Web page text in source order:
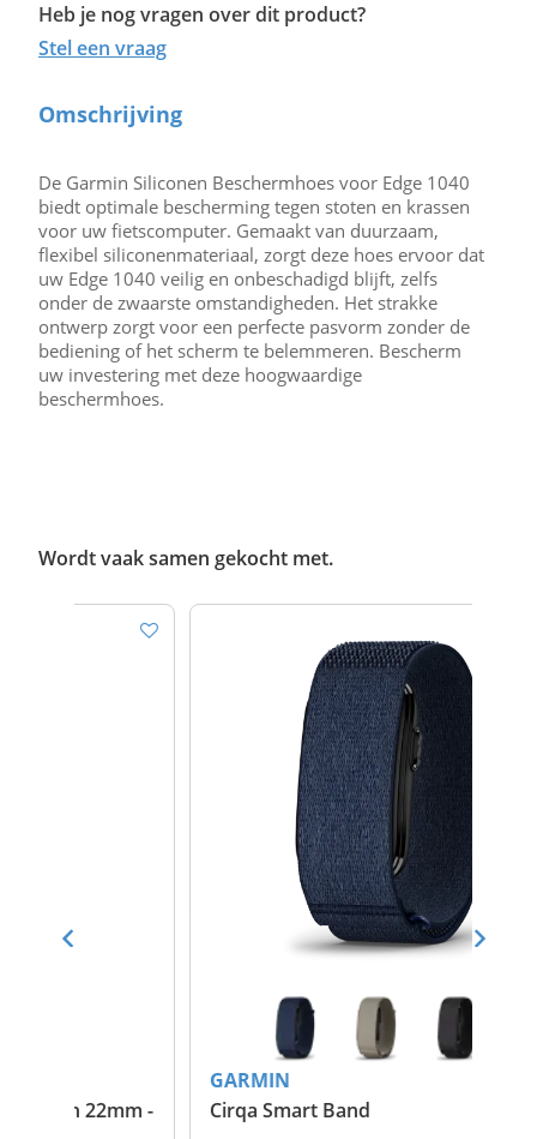
Heb je nog vragen over dit product?
Stel een vraag
Omschrijving
De Garmin Siliconen Beschermhoes voor Edge 1040
biedt optimale bescherming tegen stoten en krassen
voor uw fietscomputer. Gemaakt van duurzaam,
flexibel siliconenmateriaal, zorgt deze hoes ervoor dat
uw Edge 1040 veilig en onbeschadigd blijft, zelfs
onder de zwaarste omstandigheden. Het strakke
ontwerp zorgt voor een perfecte pasvorm zonder de
bediening of het scherm te belemmeren. Bescherm
uw investering met deze hoogwaardige
beschermhoes.
Wordt vaak samen gekocht met.
Cirqa Smart Band